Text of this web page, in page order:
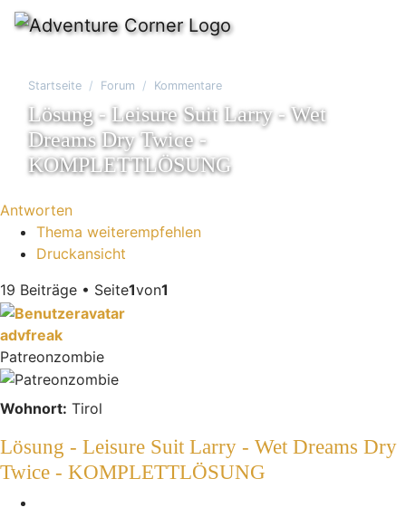
Startseite Forum Kommentare
Lösung - Leisure Suit Larry - Wet
Dreams Dry Twice -
KOMPLETTLÖSUNG
Antworten
Thema weiterempfehlen
Druckansicht
19 Beiträge • Seite1von1
advfreak
Patreonzombie
Wohnort: Tirol
Lösung - Leisure Suit Larry - Wet Dreams Dry
Twice - KOMPLETTLÖSUNG